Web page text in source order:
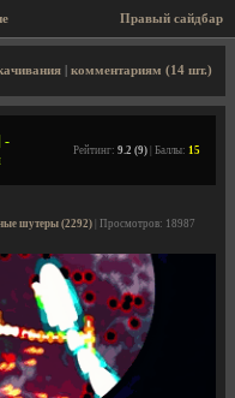
Правый сайдбар
видео
комментариям (14 шт.)
-
Рейтинг: 9.2 (9) | Баллы: 15
шутеры (2292) | Просмотров: 18987